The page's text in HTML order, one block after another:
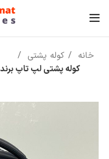
خانه
کوله پشتی